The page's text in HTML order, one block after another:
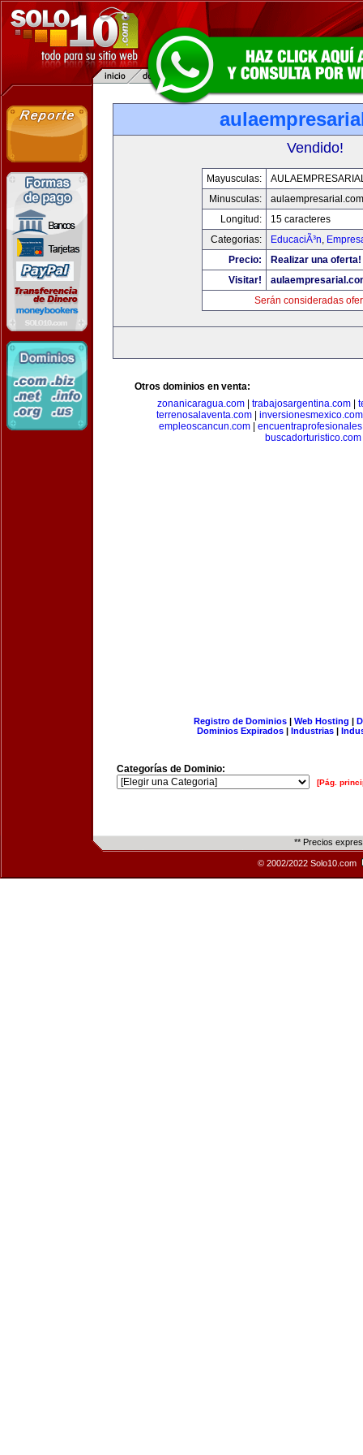
Vendido!
Mayusculas:
Minusculas:
aulaempresarial.com
Longitud:
15 caracteres
Categorias:
EducaciÃ³n,
Precio:
Realizar una oferta!
Visitar!
Serán consideradas
Otros dominios en venta:
zonanicaragua.com
trabajosargentina.com
terrenosalaventa.com| inversionesmexico.com
empleoscancun.com
buscadorturistico.com
Registro de Dominios| Web Hosting |
Dominios Expirados | Industrias |
Categorías de Dominio:
[Pág.
** Precios
© 2002/2022 Solo10.com